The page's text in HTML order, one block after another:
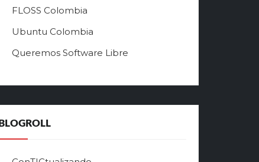
т
л
ч
о
в
о
FLOSS Colombia
Ubuntu Colombia
Queremos Software Libre
BLOGROLL